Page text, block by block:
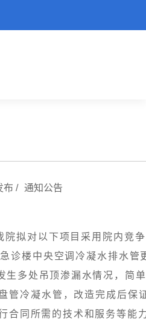
布 / 通知公告
院拟对以下项目采用院内竞
诊楼中央空调冷凝水排水
生多处吊顶渗漏水情况，简
管冷凝水管，改造完成后
合同所需的技术和服务等能